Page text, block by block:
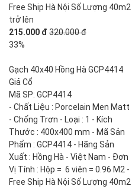
Free Ship Hà Nội Số Lượng 40m2
trở lên
215.000 đ 320.000 đ
33%
Gạch 40x40 Hồng Hà GCP4414
Giả Cổ
Mã SP: GCP4414
- Chất Liệu : Porcelain Men Matt
- Chống Trơn - Loại : 1 - Kích
Thước : 400x400 mm - Mã Sản
Phẩm : GCP4414 - Hãng Sản
Xuất : Hồng Hà - Việt Nam - Đơn
Vị Tính : Hộp = 6 viên = 0.96 M2 -
Free Ship Hà Nội Số Lượng 40m2